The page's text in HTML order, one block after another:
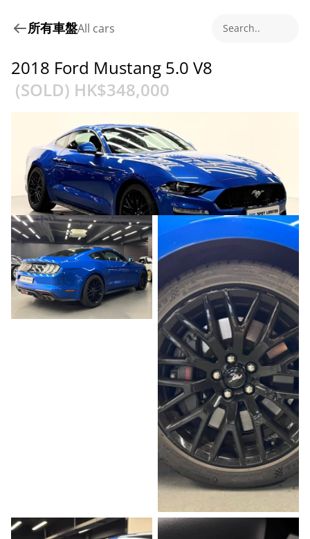
所有車盤All cars Search..
2018 Ford Mustang 5.0 V8
(SOLD) HK$348,000